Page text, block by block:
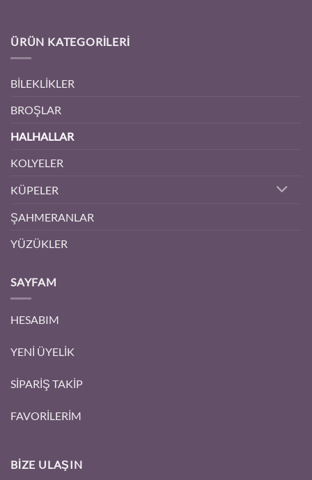
ÜRÜN KATEGORILERI
BİLEKLİKLER
BROŞLAR
HALHALLAR
KOLYELER
KÜPELER
ŞAHMERANLAR
YÜZÜKLER
SAYFAM
HESABIM
YENİ ÜYELİK
SİPARİŞ TAKİP
FAVORİLERİM
BIZE ULAŞIN